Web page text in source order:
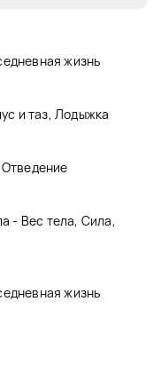
жизнь
и таз, Лодыжка
- Вес тела, Сила,
жизнь